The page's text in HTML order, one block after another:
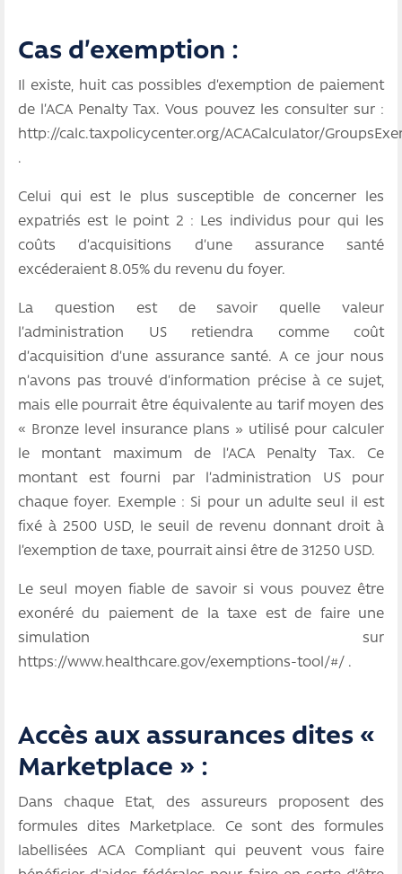
Cas d’exemption :
Il existe, huit cas possibles d’exemption de paiement
de l’ACA Penalty Tax. Vous pouvez les consulter sur :
http://calc.taxpolicycenter.org/ACACalculator/
.
Celui qui est le plus susceptible de concerner les
expatriés est le point 2 : Les individus pour qui les
coûts d’acquisitions d’une assurance santé
excéderaient 8.05% du revenu du foyer.
La question est de savoir quelle valeur
l’administration US retiendra comme coût
d’acquisition d’une assurance santé. A ce jour nous
n’avons pas trouvé d’information précise à ce sujet,
mais elle pourrait être équivalente au tarif moyen des
« Bronze level insurance plans » utilisé pour calculer
le montant maximum de l’ACA Penalty Tax. Ce
montant est fourni par l’administration US pour
chaque foyer. Exemple : Si pour un adulte seul il est
fixé à 2500 USD, le seuil de revenu donnant droit à
l’exemption de taxe, pourrait ainsi être de 31250 USD.
Le seul moyen fiable de savoir si vous pouvez être
exonéré du paiement de la taxe est de faire une
simulation sur
https://www.healthcare.gov/exemptions-tool/#/ .
Accès aux assurances dites «
Marketplace » :
Dans chaque Etat, des assureurs proposent des
formules dites Marketplace. Ce sont des formules
labellisées ACA Compliant qui peuvent vous faire